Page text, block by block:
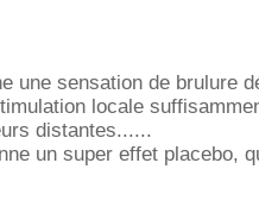
une sensation de brulure
locale
distantes......
un super effet placebo,